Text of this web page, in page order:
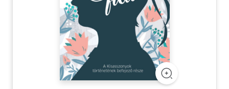
Tankönyv, segédkönyv
Társadalomtudomány
Természettudomány